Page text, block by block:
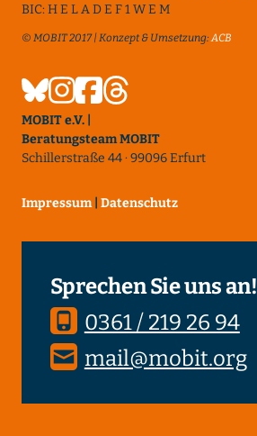
BIC: H E L A D E F 1 W E M
© MOBIT 2017 | Konzept & Umsetzung:ACB
MOBIT e.V. |
Beratungsteam MOBIT
Schillerstraße 44 · 99096 Erfurt
Impressum Datenschutz
Sprechen Sie uns an!
0361 / 219 26 94
mail@mobit.org